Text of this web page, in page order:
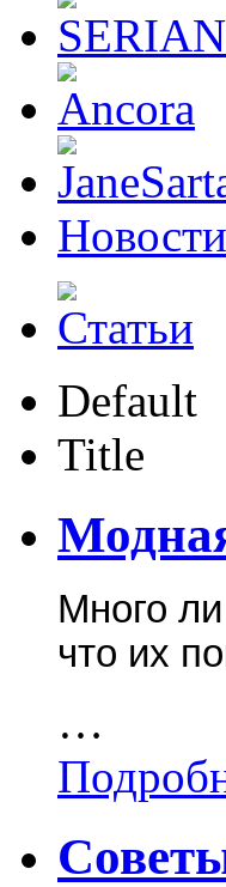
Новости
Default
Title
Много
что их
…